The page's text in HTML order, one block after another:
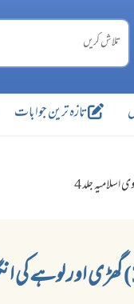
تازہ ترین جوابات
اسلامیہ جلد 4